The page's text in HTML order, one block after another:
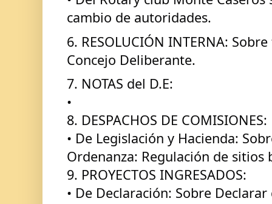
cambio de autoridades.
6. RESOLUCIÓN INTERNA:
Concejo Deliberante.
7. NOTAS del D.E:
•
8. DESPACHOS DE COMISIONES:
• De Legislación y Hacienda:
Ordenanza: Regulación de sitios
9. PROYECTOS INGRESADOS:
• De Declaración: Sobre